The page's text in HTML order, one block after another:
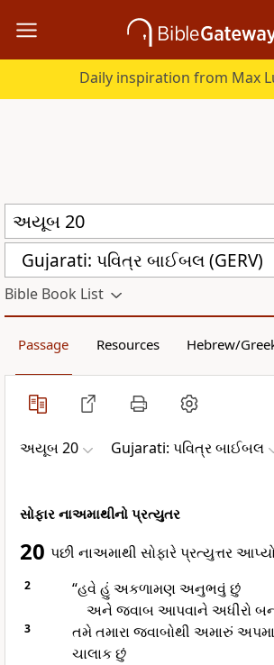
Daily inspiration from Max
Gujarati: પવિત્ર બાઈબલ (GERV)
Bible Book List
Passage Resources Hebrew/
અયૂબ 20 Gujarati: પવિત્ર બાઈબલ
સોફાર નાઅમાથીનો પ્રત્યુતર
20 પછી નાઅમાથી સોફારે પ્રત્યુત્તર
2
“હવે હું અકળામણ અનુભવું છું
અને જવાબ આપવાને અધીરો
3
તમે તમારા જવાબોથી અમારું
ચાલાક છું